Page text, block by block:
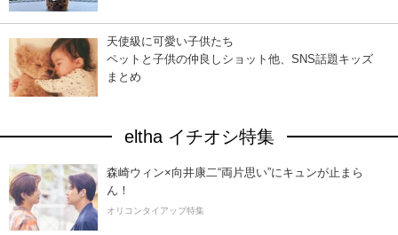
天使級に可愛い子供たち
ペットと子供の仲良しショット他、SNS話題キッズ
まとめ
eltha イチオシ特集
森崎ウィン×向井康二“両片思い”にキュンが止まら
ん！
オリコンタイアップ特集